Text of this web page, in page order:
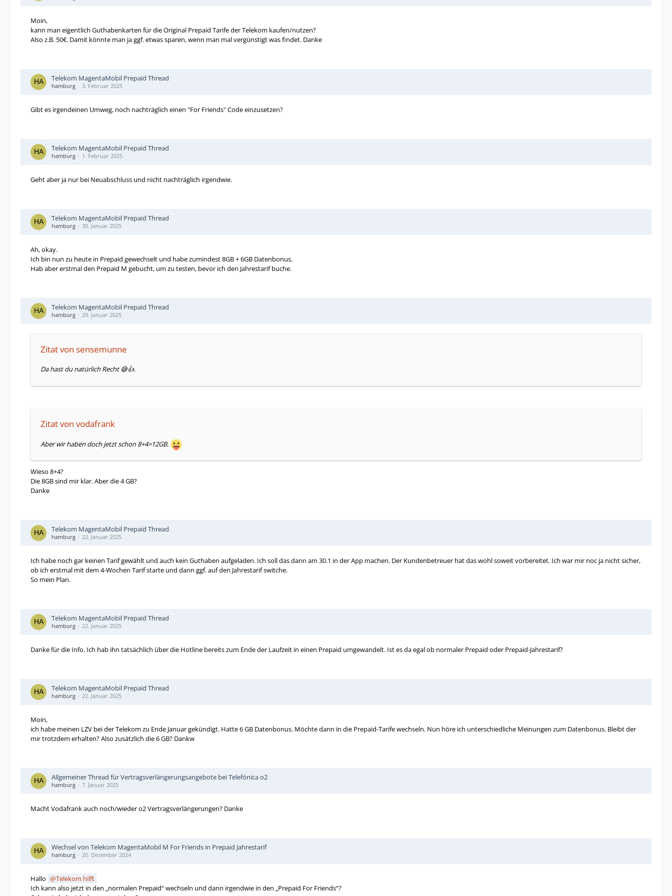
Moin,
kann man eigentlich Guthabenkarten für die Original Prepaid Tarife der Telekom kaufen/nutzen?
Also z.B. 50€. Damit könnte man ja ggf. etwas sparen, wenn man mal vergünstigt was findet. Danke
Telekom MagentaMobil Prepaid Thread
hamburg 3. Februar 2025
Gibt es irgendeinen Umweg, noch nachträglich einen "For Friends" Code einzusetzen?
Telekom MagentaMobil Prepaid Thread
hamburg 1. Februar 2025
Geht aber ja nur bei Neuabschluss und nicht nachträglich irgendwie.
Telekom MagentaMobil Prepaid Thread
hamburg 30. Januar 2025
Ah, okay.
Ich bin nun zu heute in Prepaid gewechselt und habe zumindest 8GB + 6GB Datenbonus.
Hab aber erstmal den Prepaid M gebucht, um zu testen, bevor ich den Jahrestarif buche.
Telekom MagentaMobil Prepaid Thread
hamburg 29. Januar 2025
Zitat von sensemunne
Da hast du natürlich Recht 😅👍.
Zitat von vodafrank
Aber wir haben doch jetzt schon 8+4=12GB.
Wieso 8+4?
Die 8GB sind mir klar. Aber die 4 GB?
Danke
Telekom MagentaMobil Prepaid Thread
hamburg 22. Januar 2025
Ich habe noch gar keinen Tarif gewählt und auch kein Guthaben aufgeladen. Ich soll das dann am 30.1 in der App machen. Der Kundenbetreuer hat das wohl soweit vorbereitet. Ich war mir noc ja nicht sicher,
ob ich erstmal mit dem 4-Wochen Tarif starte und dann ggf. auf den Jahrestarif switche.
So mein Plan.
Telekom MagentaMobil Prepaid Thread
hamburg 22. Januar 2025
Danke für die Info. Ich hab ihn tatsächlich über die Hotline bereits zum Ende der Laufzeit in einen Prepaid umgewandelt. Ist es da egal ob normaler Prepaid oder Prepaid-Jahrestarif?
Telekom MagentaMobil Prepaid Thread
hamburg 22. Januar 2025
Moin,
ich habe meinen LZV bei der Telekom zu Ende Januar gekündigt. Hatte 6 GB Datenbonus. Möchte dann in die Prepaid-Tarife wechseln. Nun höre ich unterschiedliche Meinungen zum Datenbonus. Bleibt der
mir trotzdem erhalten? Also zusätzlich die 6 GB? Dankw
Allgemeiner Thread für Vertragsverlängerungsangebote bei Telefónica o2
hamburg 7. Januar 2025
Macht Vodafrank auch noch/wieder o2 Vertragsverlängerungen? Danke
Wechsel von Telekom MagentaMobil M For Friends in Prepaid Jahrestarif
hamburg 20. Dezember 2024
Hallo
Telekom hilft
Ich kann also jetzt in den „normalen Prepaid“ wechseln und dann irgendwie in den „Prepaid For Friends“?